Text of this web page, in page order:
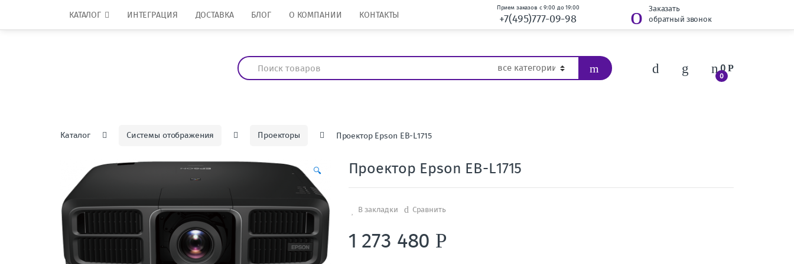
КАТАЛОГ
ИНТЕГРАЦИЯ ДОСТАВКА БЛОГ О КОМПАНИИ КОНТАКТЫ
Прием заказов с 9:00 до 19:00
+7(495)777-09-98
Заказать
обратный звонок
И
с
0
0Р
Каталог Системы отображения Проекторы Проектор Epson EB-L1715
🔍 Проектор Epson EB-L1715
В закладки Сравнить
1 273 480 Р